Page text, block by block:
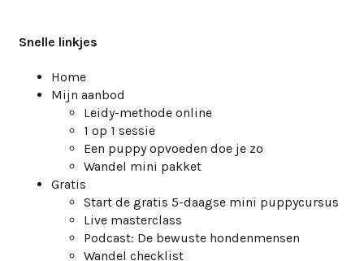
Snelle linkjes
Home
Mijn aanbod
Leidy-methode online
1 op 1 sessie
Een puppy opvoeden doe je zo
Wandel mini pakket
Gratis
Start de gratis 5-daagse mini puppycursus
Live masterclass
Podcast: De bewuste hondenmensen
Wandel checklist